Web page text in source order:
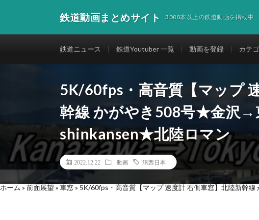
鉄道動画まとめサイト 3000本以上の鉄道動画を掲載中
鉄道ニュース 鉄道Youtuber 一覧 動画を登録 カテ
5K/60fps・高音質【マップ
幹線 かがやき508号★金沢
shinkansen★北陸ロマン
2022.12.22 動画 JR西日本
ホーム » 前面展望 » 車窓» 5K/60fps・高音質【マップ 速度計 右側車窓】北陸新